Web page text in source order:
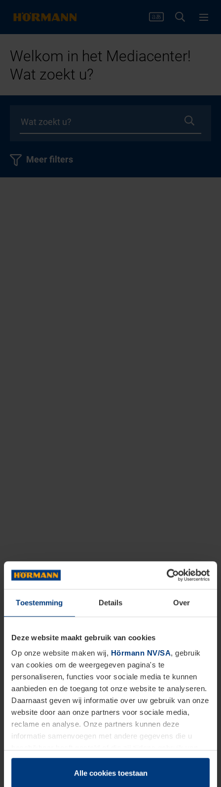
Toestemming Details Over
Deze website maakt gebruik van cookies
Op onze website maken wij, Hörmann NV/SA, gebruik
van cookies om de weergegeven pagina's te
personaliseren, functies voor sociale media te kunnen
aanbieden en de toegang tot onze website te analyseren.
Daarnaast geven wij informatie over uw gebruik van onze
website door aan onze partners voor sociale media,
reclame en analyse. Onze partners kunnen deze
informatie samenvoegen met andere gegevens die u
hun diensten hebben verzameld.
Juridisch hebben wij het recht om cookies op uw
Alle cookies toestaan
Welkom in het Mediacenter!
Wat zoekt u?
Meer filters